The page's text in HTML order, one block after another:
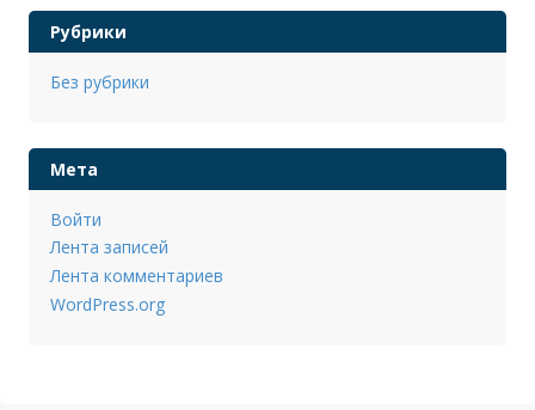
Рубрики
Без рубрики
Мета
Войти
Лента записей
Лента комментариев
WordPress.org